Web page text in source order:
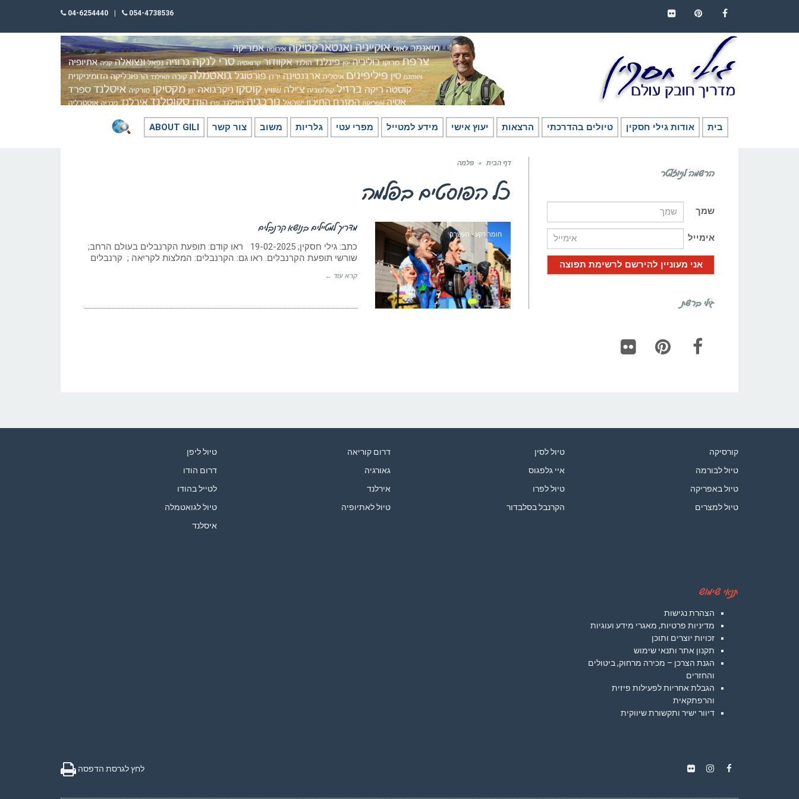
054-4738536
04-6254440
בית אודות גילי חסקין טיולים בהדרכתי הרצאות יעוץ אישי מידע למטייל מפרי עטי גלריות משוב צור קשר ABOUT GILI
דף הבית » פלמה
כל הפוסטים בפלמה
חומר רקע - העשרה
מדריך למטיילים בנושא קרנבלים
כתב: גילי חסקין; 19-02-2025 ראו קודם: תופעת הקרנבלים בעולם הרחב;
שורשי תופעת הקרנבלים. ראו גם: הקרנבלים: המלצות לקריאה ; קרנבלים
קרא עוד ←
הרשמה לניוזלטר
שמך
אימייל
גילי ברשת
קורסיקה
טיול לבורמה
טיול באפריקה
טיול למצרים
טיול לסין
איי גלפגוס
טיול לפרו
הקרנבל בסלבדור
דרום קוריאה
גאורגיה
אירלנד
טיול לאתיופיה
טיול ליפן
דרום הודו
לטייל בהודו
טיול לגואטמלה
איסלנד
תנאי שימוש
הצהרת נגישות
מדיניות פרטיות, מאגרי מידע ועוגיות
זכויות יוצרים ותוכן
תקנון אתר ותנאי שימוש
הגנת הצרכן – מכירה מרחוק, ביטולים
והחזרים
הגבלת אחריות לפעילות פיזית
והרפתקאית
דיוור ישיר ותקשורת שיווקית
לחץ לגרסת הדפסה